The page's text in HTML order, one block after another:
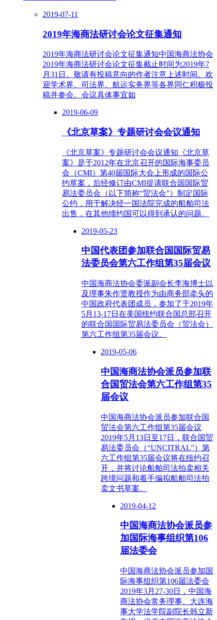
2019-07-11
2019年海商法研讨会论文征集通知
2019年海商法研讨会论文征集通知中国海商法协会
2019年海商法研讨会论文征集截止时间为2019年7
月31日。敬请有投稿意向的作者注意上述时间。欢
迎学术界、司法界、航运实务界等各界同仁积极投
稿并参会。会议具体事宜如
2019-06-09
《北京草案》专题研讨会会议通知
《北京草案》专题研讨会会议通知《北京草
案》是于2012年在北京召开的国际海事委员
会（CMI）第40届国际大会上形成的国际公
约草案，后经修订由CMI提请联合国国际贸
易法委员会（以下简称“贸法会”）制定国际
公约，用于解决经一国法院完成的船舶司法
出售，在其他缔约国可以得到承认的问题。
2019-05-23
中国代表团参加联合国国际贸易
法委员会第六工作组第35届会议
中国海商法协会委派副会长李海博士以
及理事朱作贤教授作为由商务部牵头的
中国政府代表团成员，参加了于2019年
5月13-17日在美国纽约联合国总部召开
的联合国国际贸易法委员会（贸法会）
第六工作组第35届会议。
2019-05-06
中国海商法协会派员参加联
合国贸法会第六工作组第35
届会议
中国海商法协会派员参加联合国
贸法会第六工作组第35届会议
2019年5月13日至17日，联合国贸
易法委员会（“UNCITRAL”）第
六工作组第35届会议将在纽约召
开，并将讨论船舶司法拍卖相关
跨境问题和着手编拟船舶司法拍
卖文书草案。
2019-04-12
中国海商法协会派员参
加国际海事组织第106
届法委会
中国海商法协会派员参加国
际海事组织第106届法委会
2019年3月27-30日，中国海
商法协会常务理事、大连海
事大学法学院副院长韩立新